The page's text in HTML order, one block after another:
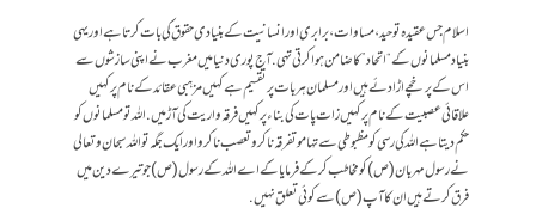
اسلام جس عقیدہ توحید، مساوات، برابری اور انسانیت کے بنیادی حقوق کی بات کرتا ہے اور یہی
بنیاد مسلمانوں کے “اتحاد” کا ضامن ہوا کرتی تهی. آج پوری دنیا میں مغرب نے اپنی سازشوں سے
اس کے پرخچے اڑا دئے ہیں اور مسلمان ہر بات پر تقسیم ہے کہیں مزہبی عقائد کے نام پر کہیں
علاقائی عصبیت کے نام پر کہیں زات پات کی بناء پر کہیں فرقہ واریت کی آڑ میں. اللہ تو مسلمانوں کو
حکم دیتا ہے اللہ کی رسی کو مظبوطی سے تهامو تفرقہ نا کرو تعصب نا کرو اور ایک جگہ تو اللہ سبحان و تعالی
نے رسول مہربان (ص) کو مخاطب کرکے فرمایا کے اے اللہ کے رسول (ص)جو تیرے دین میں
فرق کرتے ہیں ان کا آپ (ص) سے کوئی تعلق نہیں.